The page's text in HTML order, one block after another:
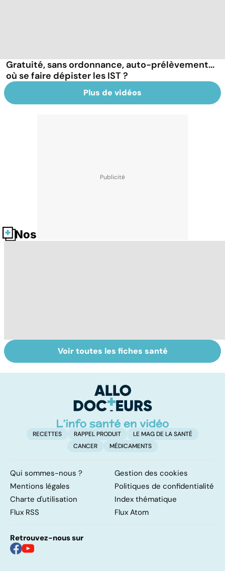
Gratuité, sans ordonnance, auto-prélèvement...
où se faire dépister les IST ?
Plus de vidéos
Nos fiches santé
Suicide : prévenir
le passage à
Un rhume, ça se
soigne ?
Voir toutes les fiches santé
RECETTES RAPPEL PRODUIT
LE MAG DE LA SANTÉ
CANCER
MÉDICAMENTS
Qui sommes-nous ?
Gestion des cookies
Mentions légales
Politiques de confidentialité
Charte d'utilisation
Index thématique
Flux RSS
Flux Atom
Retrouvez-nous sur